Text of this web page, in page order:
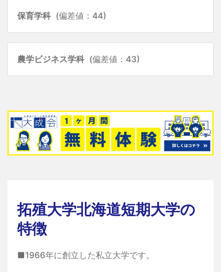
保育学科 (偏差値：44)
農学ビジネス学科 (偏差値：43)
拓殖大学北海道短期大学の
特徴
■1966年に創立した私立大学です。